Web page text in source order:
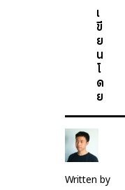
เ
ขี
ย
น
โ
ด
ย
Written by